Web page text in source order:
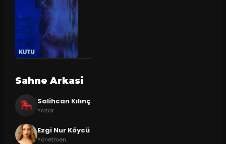
Sahne Arkasi
Salihcan Kılınç
Yazar
Ezgi Nur Köycü
Yönetmen